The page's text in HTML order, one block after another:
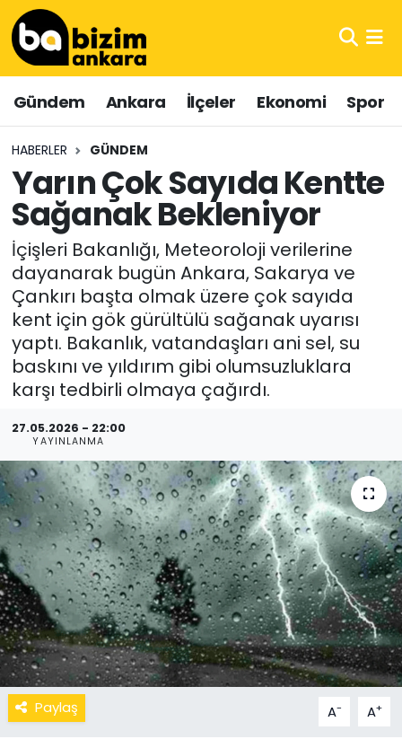
Gündem Ankara İlçeler Ekonomi Spor
HABERLER GÜNDEM
Yarın Çok Sayıda Kentte
Sağanak Bekleniyor
İçişleri Bakanlığı, Meteoroloji verilerine
dayanarak bugün Ankara, Sakarya ve
Çankırı başta olmak üzere çok sayıda
kent için gök gürültülü sağanak uyarısı
yaptı. Bakanlık, vatandaşları ani sel, su
baskını ve yıldırım gibi olumsuzluklara
karşı tedbirli olmaya çağırdı.
27.05.2026 - 22:00
YAYINLANMA
Paylaş A- A+
Hava Durumu
Trafik Durumu
Süper Lig Puan Durumu ve Fikstür
Tüm Manşetler
Son Dakika Haberleri
Haber Arşivi